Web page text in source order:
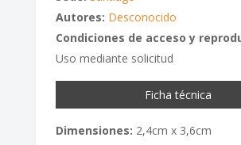
Autores: Desconocido
Condiciones de acceso y
Uso mediante solicitud
Ficha técnica
Dimensiones: 2,4cm x 3,6cm